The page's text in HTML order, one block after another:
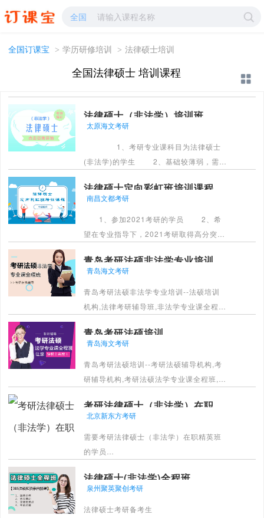
法律硕士培训-法律硕士学校哪家好?-订课宝
全国
全国订课宝 > 学历研修培训 > 法律硕士培训
全国法律硕士 培训课程
法律硕士（非法学）培训班
太原海文考研
(非法学)的学生 2、基础较薄弱，需要
的考生; 3、欲打牢知识基础，并取得
考研最终胜利的考生。
[详情]
法律硕士定向彩虹班培训课程
南昌文都考研
1、参加2021考研的学员 2、希
望在专业指导下，2021考研取得高分突破
希望能时时得到督促和心理疏导的学员
[详情]
青岛考研法硕非法学专业培训
青岛海文考研
青岛考研法硕非法学专业培训--法硕培训
机构,法律考研辅导班,非法学专业课全程
方案,助力考研,全程答疑,高效学习方案.直
播+录播,阶段性综合讲评答疑！
[详情]
青岛考研法硕培训
青岛海文考研
青岛考研法硕培训--考研法硕辅导机构,考
研辅导机构,考研法硕法学专业课全程班,有
入校,专职师资为您答疑解惑.
[详情]
北京新东方考研
需要考研法律硕士（非法学）在职精英班
的学员
法律硕士(非法学)全程班
泉州聚英聚创考研
法律硕士考研备考生